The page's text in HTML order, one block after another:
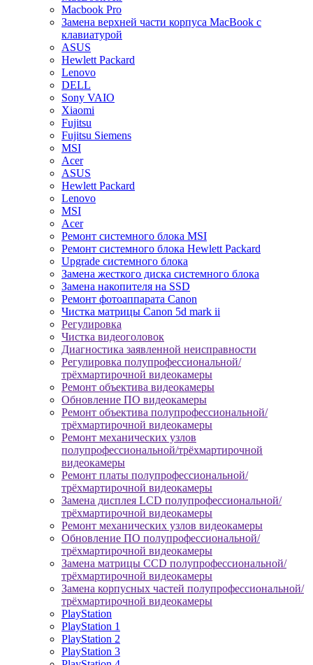
Macbook Pro
Замена верхней части корпуса MacBook с
клавиатурой
ASUS
Hewlett Packard
Lenovo
DELL
Sony VAIO
Xiaomi
Fujitsu
Fujitsu Siemens
MSI
Acer
ASUS
Hewlett Packard
Lenovo
MSI
Acer
Ремонт системного блока MSI
Ремонт системного блока Hewlett Packard
Upgrade системного блока
Замена жесткого диска системного блока
Замена накопителя на SSD
Ремонт фотоаппарата Canon
Чистка матрицы Canon 5d mark ii
Регулировка
Чистка видеоголовок
Диагностика заявленной неисправности
Регулировка полупрофессиональной/
трёхмартирочной видеокамеры
Ремонт объектива видеокамеры
Обновление ПО видеокамеры
Ремонт объектива полупрофессиональной/
трёхмартирочной видеокамеры
Ремонт механических узлов
полупрофессиональной/трёхмартирочной
видеокамеры
Ремонт платы полупрофессиональной/
трёхмартирочной видеокамеры
Замена дисплея LCD полупрофессиональной/
трёхмартирочной видеокамеры
Ремонт механических узлов видеокамеры
Обновление ПО полупрофессиональной/
трёхмартирочной видеокамеры
Замена матрицы CCD полупрофессиональной/
трёхмартирочной видеокамеры
Замена корпусных частей полупрофессиональной/
трёхмартирочной видеокамеры
PlayStation
PlayStation 1
PlayStation 2
PlayStation 3